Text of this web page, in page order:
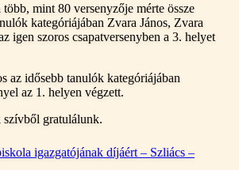
mint 80 versenyzője mérte össze
kategóriájában Zvara János, Zvara
igen szoros csapatversenyben a 3. helyet
az idősebb tanulók kategóriájában
az 1. helyen végzett.
gratulálunk.
igazgatójának díjáért – Szliács –